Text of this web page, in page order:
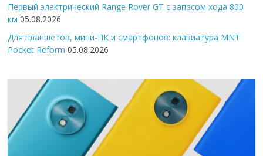
Первый электрический Range Rover GT с запасом хода 800
км 05.08.2026
Для планшетов, мини-ПК и смартфонов: клавиатура MNT
Pocket Reform 05.08.2026